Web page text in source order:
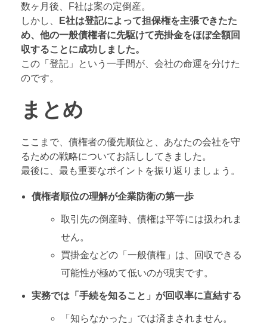
数ヶ月後、F社は案の定倒産。
しかし、
E社は登記によって担保権を主張できたた
め、他の一般債権者に先駆けて売掛金をほぼ全額回
収することに成功しました。
この「登記」という一手間が、会社の命運を分けた
のです。
まとめ
ここまで、債権者の優先順位と、あなたの会社を守
るための戦略についてお話ししてきました。
最後に、最も重要なポイントを振り返りましょう。
債権者順位の理解が企業防衛の第一歩
取引先の倒産時、債権は平等には扱われま
せん。
買掛金などの「一般債権」は、回収できる
可能性が極めて低いのが現実です。
実務では「手続を知ること」が回収率に直結する
「知らなかった」では済まされません。